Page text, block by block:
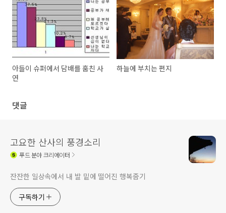
아들이 슈퍼에서 담배를 훔친 사
연
하늘에 부치는 편지
댓글
고요한 산사의 풍경소리
푸드분야 크리에이터
잔잔한 일상속에서 내 발 밑에 떨어진 행복줍기
구독하기